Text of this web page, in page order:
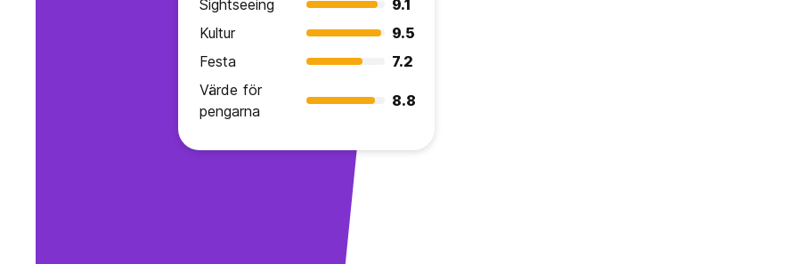
Sightseeing
9.1
Kultur
9.5
Festa
7.2
Värde för
pengarna
8.8